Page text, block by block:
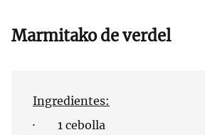
Marmitako de verdel
Ingredientes:
· 1 cebolla